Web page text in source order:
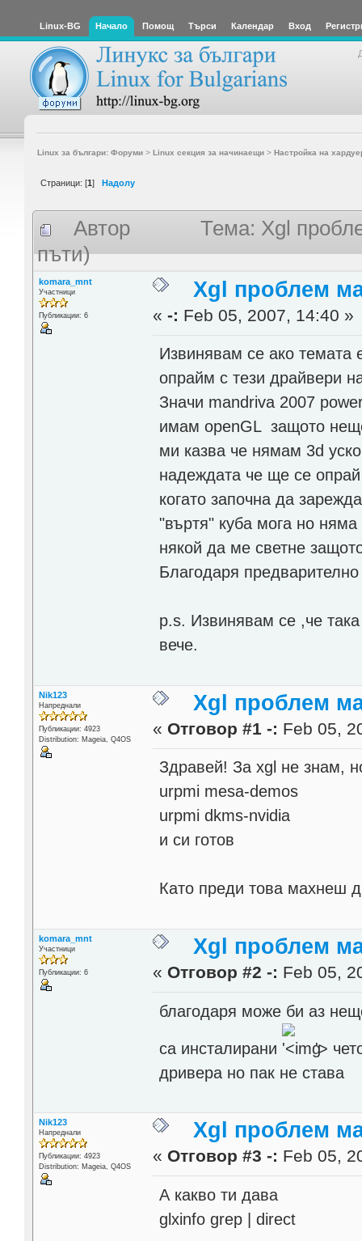
Linux-BG Начало Помощ Търси Календар Вход
Linux за българи: Форуми> Linux секция за начинаещи> Настройка на
Страници: [1] Надолу
Автор
Тема: Xgl
пъти)
komara_mnt
Участници
Публикации: 6
Xgl проблем
«-: Feb 05, 2007, 14:40 »
Извинявам се ако темата
опрайм с тези драйвери
Значи mandriva 2007
имам openGL защото
ми казва че нямам 3d
надеждата че ще се опрай
когато започна да
"въртя" куба мога но
някой да ме светне
Благодаря
p.s. Извинявам се ,че
вече.
Nik123
Напреднали
Публикации: 4923
Distribution: Mageia, Q4OS
Xgl проблем
« Отговор #1 -: Feb 05,
Здравей! За xgl не знам,
urpmi mesa-demos
urpmi dkms-nvidia
и си готов
Като преди това махнеш
komara_mnt
Участници
Публикации: 6
Xgl проблем
« Отговор #2 -: Feb 05,
благодаря може би аз
са инсталирани '>
дривера но пак не става
Nik123
Напреднали
Публикации: 4923
Distribution: Mageia, Q4OS
Xgl проблем
« Отговор #3 -: Feb 05,
А какво ти дава
glxinfo grep | direct